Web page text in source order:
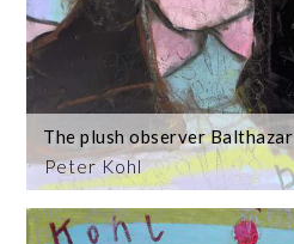
Peter Kohl
The plush observer Balthazar